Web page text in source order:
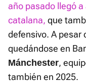
año pasado llegó
catalana, que
defensivo. A pesar
quedándose en
Mánchester,
también en 2025.